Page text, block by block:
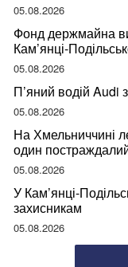
05.08.2026
Фонд держмайна
Кам’янці-
05.08.2026
П’яний водій Audi
05.08.2026
На Хмельниччині
один
05.08.2026
У Кам’янці-
захисникам
05.08.2026